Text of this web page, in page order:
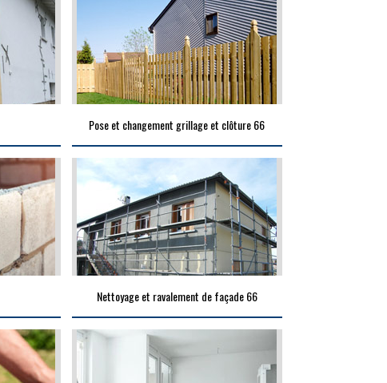
Pose et changement grillage et clôture 66
Nettoyage et ravalement de façade 66